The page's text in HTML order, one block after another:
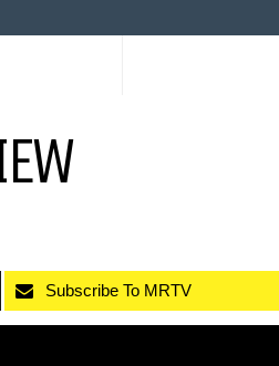
Subscribe To MRTV